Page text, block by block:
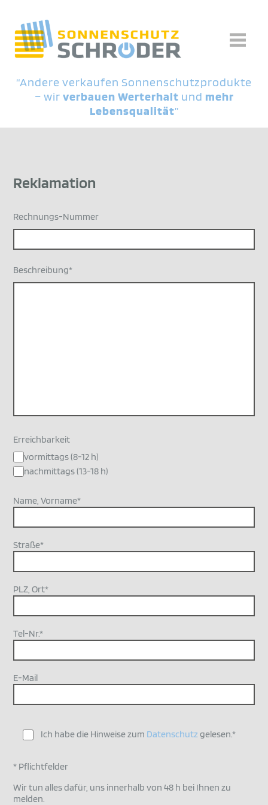
“Andere verkaufen Sonnenschutzprodukte
– wir verbauen Werterhalt und mehr
Lebensqualität”
Reklamation
Rechnungs-Nummer
Beschreibung*
Erreichbarkeit
vormittags (8-12 h)
nachmittags (13-18 h)
Name, Vorname*
Straße*
PLZ, Ort*
Tel-Nr.*
E-Mail
Ich habe die Hinweise zum Datenschutzgelesen.*
* Pflichtfelder
Wir tun alles dafür, uns innerhalb von 48 h bei Ihnen zu
melden.